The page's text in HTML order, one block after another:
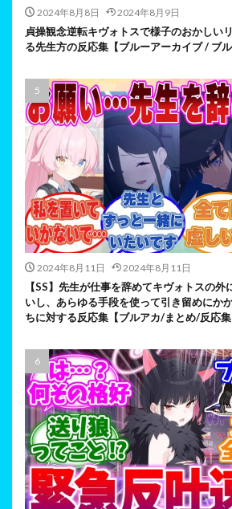
2024年8月8日 2024年8月9日
貞操観念逆転キヴォトスで様子のおかしい
る先生方の反応集【ブルーアーカイブ / ブル
2024年8月11日 2024年8月11日
【SS】先生が仕事を辞めてキヴォトスの
いし、あらゆる手段を使って引き留めにか
ちに対する反応集【ブルアカ/まとめ/反応集